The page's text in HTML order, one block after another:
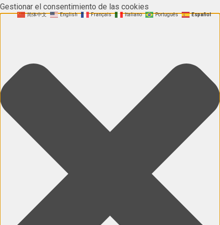
Gestionar el consentimiento de las cookies
简体中文 English Français Italiano Português Español